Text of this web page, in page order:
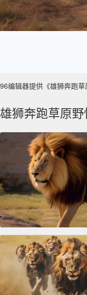
96编辑器提供《雄狮奔跑
雄狮奔跑草原